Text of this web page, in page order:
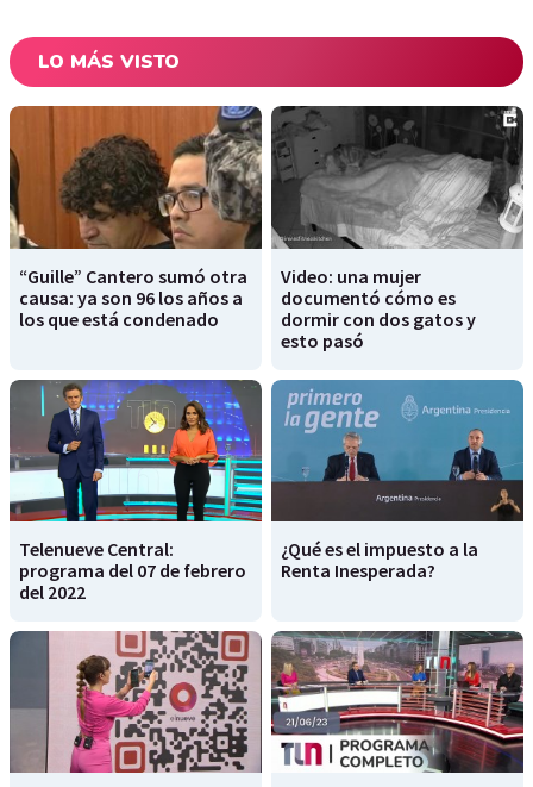
LO MÁS VISTO
“Guille” Cantero sumó otra
causa: ya son 96 los años a
los que está condenado
Video: una mujer
documentó cómo es
dormir con dos gatos y
esto pasó
Telenueve Central:
programa del 07 de febrero
del 2022
¿Qué es el impuesto a la
Renta Inesperada?